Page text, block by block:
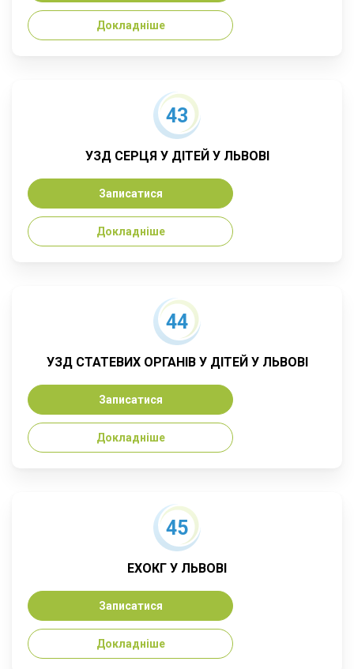
Докладніше
43
УЗД СЕРЦЯ У ДІТЕЙ У ЛЬВОВІ
Записатися
Докладніше
44
УЗД СТАТЕВИХ ОРГАНІВ У ДІТЕЙ У ЛЬВОВІ
Записатися
Докладніше
45
ЕХОКГ У ЛЬВОВІ
Записатися
Докладніше